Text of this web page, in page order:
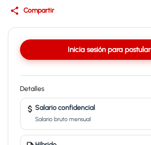
Compartir
Inicia sesión para postular
Detalles
Salario confidencial
Salario bruto mensual